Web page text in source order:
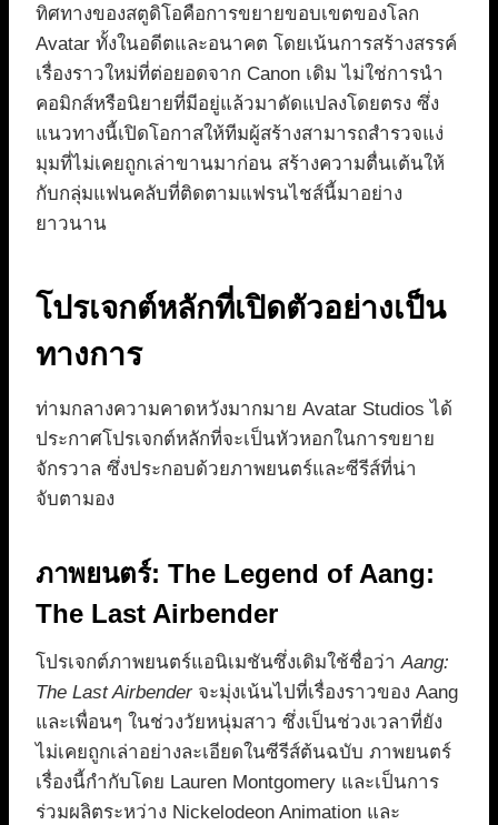
ทิศทางของสตูดิโอคือการขยายขอบเขตของโลก
Avatar ทั้งในอดีตและอนาคต โดยเน้นการสร้างสรรค์
เรื่องราวใหม่ที่ต่อยอดจาก Canon เดิม ไม่ใช่การนำ
คอมิกส์หรือนิยายที่มีอยู่แล้วมาดัดแปลงโดยตรง ซึ่ง
แนวทางนี้เปิดโอกาสให้ทีมผู้สร้างสามารถสำรวจแง่
มุมที่ไม่เคยถูกเล่าขานมาก่อน สร้างความตื่นเต้นให้
กับกลุ่มแฟนคลับที่ติดตามแฟรนไชส์นี้มาอย่าง
ยาวนาน
โปรเจกต์หลักที่เปิดตัวอย่างเป็น
ทางการ
ท่ามกลางความคาดหวังมากมาย Avatar Studios ได้
ประกาศโปรเจกต์หลักที่จะเป็นหัวหอกในการขยาย
จักรวาล ซึ่งประกอบด้วยภาพยนตร์และซีรีส์ที่น่า
จับตามอง
ภาพยนตร์: The Legend of Aang:
The Last Airbender
โปรเจกต์ภาพยนตร์แอนิเมชันซึ่งเดิมใช้ชื่อว่าAang:
The Last Airbenderจะมุ่งเน้นไปที่เรื่องราวของ Aang
และเพื่อนๆ ในช่วงวัยหนุ่มสาว ซึ่งเป็นช่วงเวลาที่ยัง
ไม่เคยถูกเล่าอย่างละเอียดในซีรีส์ต้นฉบับ ภาพยนตร์
เรื่องนี้กำกับโดย Lauren Montgomery และเป็นการ
ร่วมผลิตระหว่าง Nickelodeon Animation และ